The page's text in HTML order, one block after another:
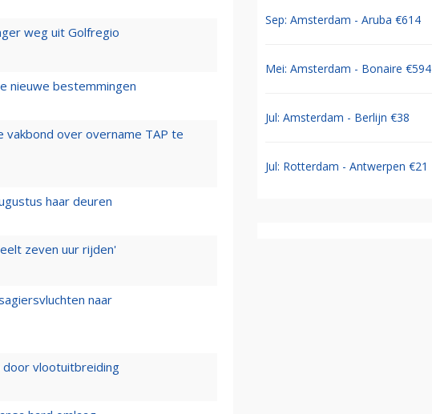
weg uit Golfregio
nieuwe bestemmingen
over overname TAP te
haar deuren
zeven uur rijden'
naar
vlootuitbreiding
Sep: Amsterdam - Aruba €614
Mei: Amsterdam - Bonaire €594
Jul: Amsterdam - Berlijn €38
Jul: Rotterdam - Antwerpen €21